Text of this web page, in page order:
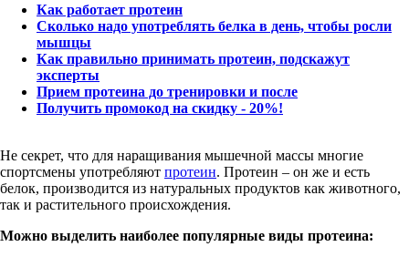
Как работает протеин
Сколько надо употреблять белка в день, чтобы росли
мышцы
Как правильно принимать протеин, подскажут
эксперты
Прием протеина до тренировки и после
Получить промокод на скидку - 20%!
Не секрет, что для наращивания мышечной массы многие
спортсмены употребляют протеин. Протеин – он же и есть
белок, производится из натуральных продуктов как животного,
так и растительного происхождения.
Можно выделить наиболее популярные виды протеина: